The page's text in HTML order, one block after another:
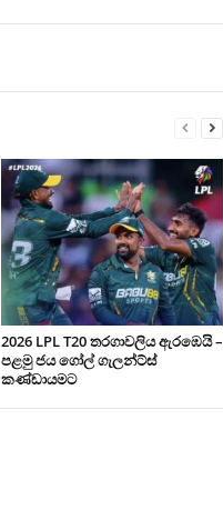
2026 LPL T20 තරගාවලිය ඇරඹෙයි –
පළමු ජය ගෝල් ගැලන්ට්ස්
කණ්ඩායමට